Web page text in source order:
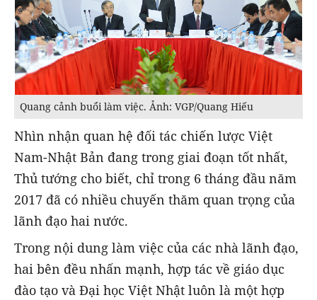
Quang cảnh buổi làm việc. Ảnh: VGP/Quang Hiếu
Nhìn nhận quan hệ đối tác chiến lược Việt
Nam-Nhật Bản đang trong giai đoạn tốt nhất,
Thủ tướng cho biết, chỉ trong 6 tháng đầu năm
2017 đã có nhiều chuyến thăm quan trọng của
lãnh đạo hai nước.
Trong nội dung làm việc của các nhà lãnh đạo,
hai bên đều nhấn mạnh, hợp tác về giáo dục
đào tạo và Đại học Việt Nhật luôn là một hợp